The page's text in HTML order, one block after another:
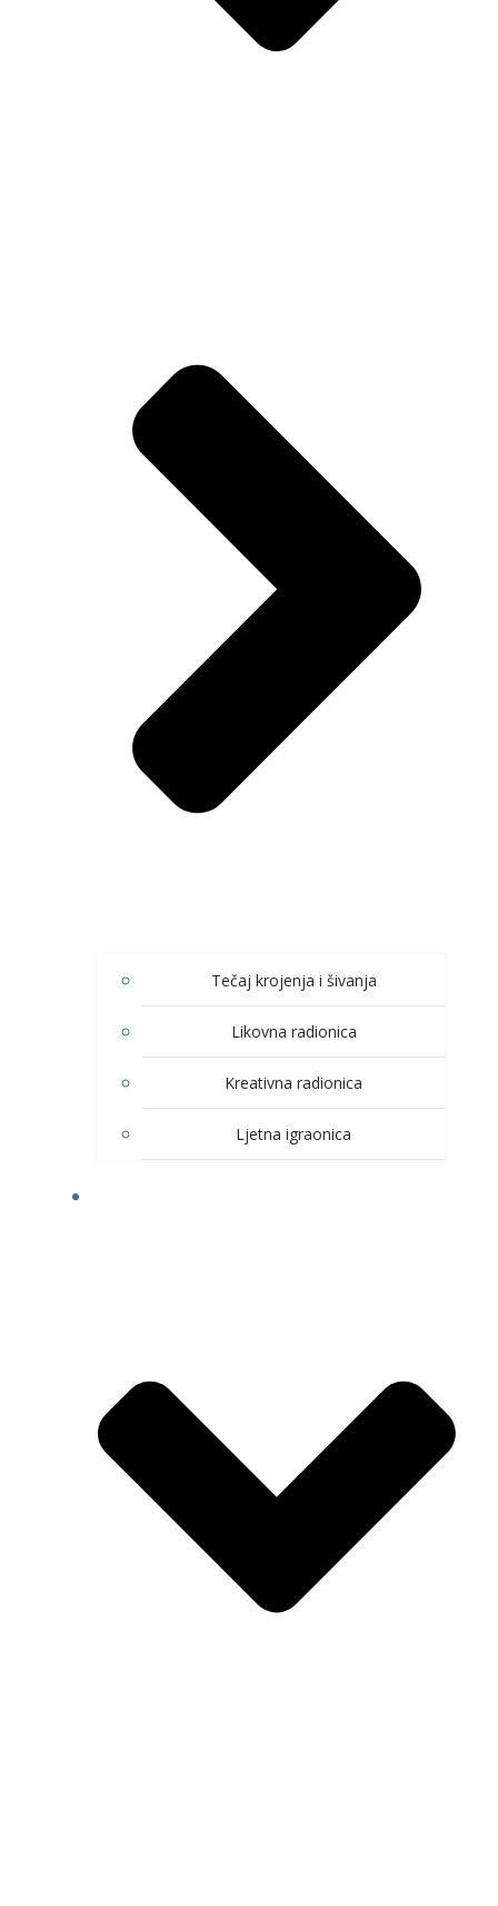
Tečaj krojenja i šivanja
Likovna radionica
Kreativna radionica
Ljetna igraonica